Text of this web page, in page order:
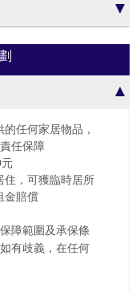
任何家居物品，
任保障
住，可獲臨時居所
金賠償
障範圍及承保條
有歧義，在任何